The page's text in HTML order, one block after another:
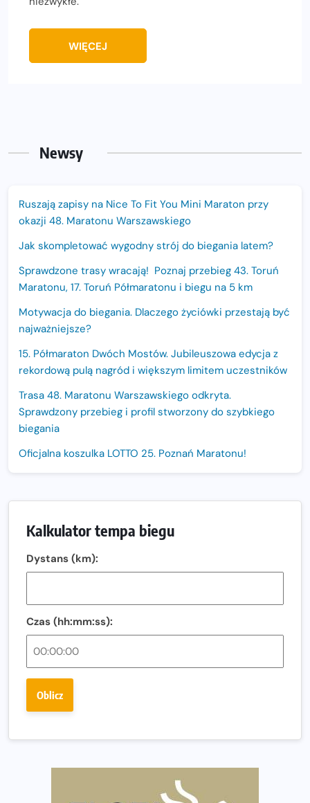
WIĘCEJ
Newsy
Ruszają zapisy na Nice To Fit You Mini Maraton przy
okazji 48. Maratonu Warszawskiego
Jak skompletować wygodny strój do biegania latem?
Sprawdzone trasy wracają! Poznaj przebieg 43. Toruń
Maratonu, 17. Toruń Półmaratonu i biegu na 5 km
Motywacja do biegania. Dlaczego życiówki przestają być
najważniejsze?
15. Półmaraton Dwóch Mostów. Jubileuszowa edycja z
rekordową pulą nagród i większym limitem uczestników
Trasa 48. Maratonu Warszawskiego odkryta.
Sprawdzony przebieg i profil stworzony do szybkiego
biegania
Oficjalna koszulka LOTTO 25. Poznań Maratonu!
Fabrykanta. Organizatorzy odkrywają trasę dzień po
Złota Seria 42 rośnie. Coraz więcej maratończyków
wybiera wyzwanie trzech największych maratonów w
Polsce
Ponad 12 tysięcy uczestników pobiegło dla Bohaterów!
Rozbiegany Olsztyn szykuje się na weekend z
Kalkulator tempa biegu
Dystans (km):
Czas (hh:mm:ss):
Oblicz